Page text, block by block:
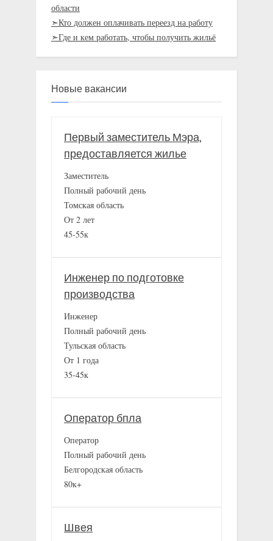
области
➣Кто должен оплачивать переезд на работу
➣Где и кем работать, чтобы получить жильё
Новые вакансии
Первый заместитель Мэра,
предоставляется жилье
Заместитель
Полный рабочий день
Томская область
От 2 лет
45-55к
Инженер по подготовке
производства
Инженер
Полный рабочий день
Тульская область
От 1 года
35-45к
Оператор бпла
Оператор
Полный рабочий день
Белгородская область
80к+
Швея